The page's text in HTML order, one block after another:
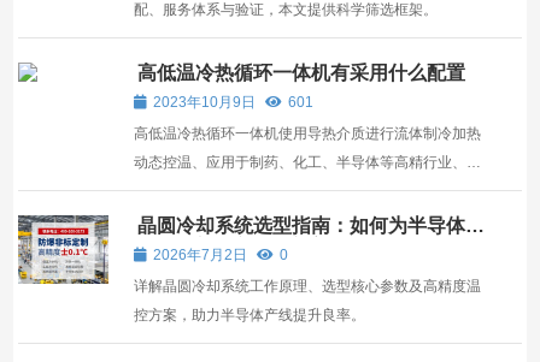
配、服务体系与验证，本文提供科学筛选框架。
高低温冷热循环一体机有采用什么配置
2023年10月9日
601
高低温冷热循环一体机使用导热介质进行流体制冷加热
动态控温、应用于制药、化工、半导体等高精行业、帮
助客户完成工艺过程的温度控制，配套反应釜、蒸馏、
蒸发器、旋转蒸发仪等生化试验设备，进行导热介质或
反应物料冷却加热控制。 1、高低温冷热循环一体机是
一款...
晶圆冷却系统选型指南：如何为半导体产
线匹配高精度温控方案
2026年7月2日
0
详解晶圆冷却系统工作原理、选型核心参数及高精度温
控方案，助力半导体产线提升良率。